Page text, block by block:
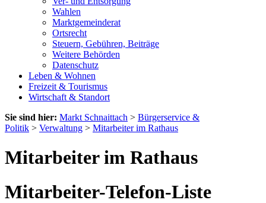
Wahlen
Marktgemeinderat
Ortsrecht
Steuern, Gebühren, Beiträge
Weitere Behörden
Datenschutz
Leben & Wohnen
Freizeit & Tourismus
Wirtschaft & Standort
Sie sind hier: Markt Schnaittach > Bürgerservice &
Politik > Verwaltung > Mitarbeiter im Rathaus
Mitarbeiter im Rathaus
Mitarbeiter-Telefon-Liste